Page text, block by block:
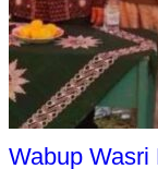
Wabup